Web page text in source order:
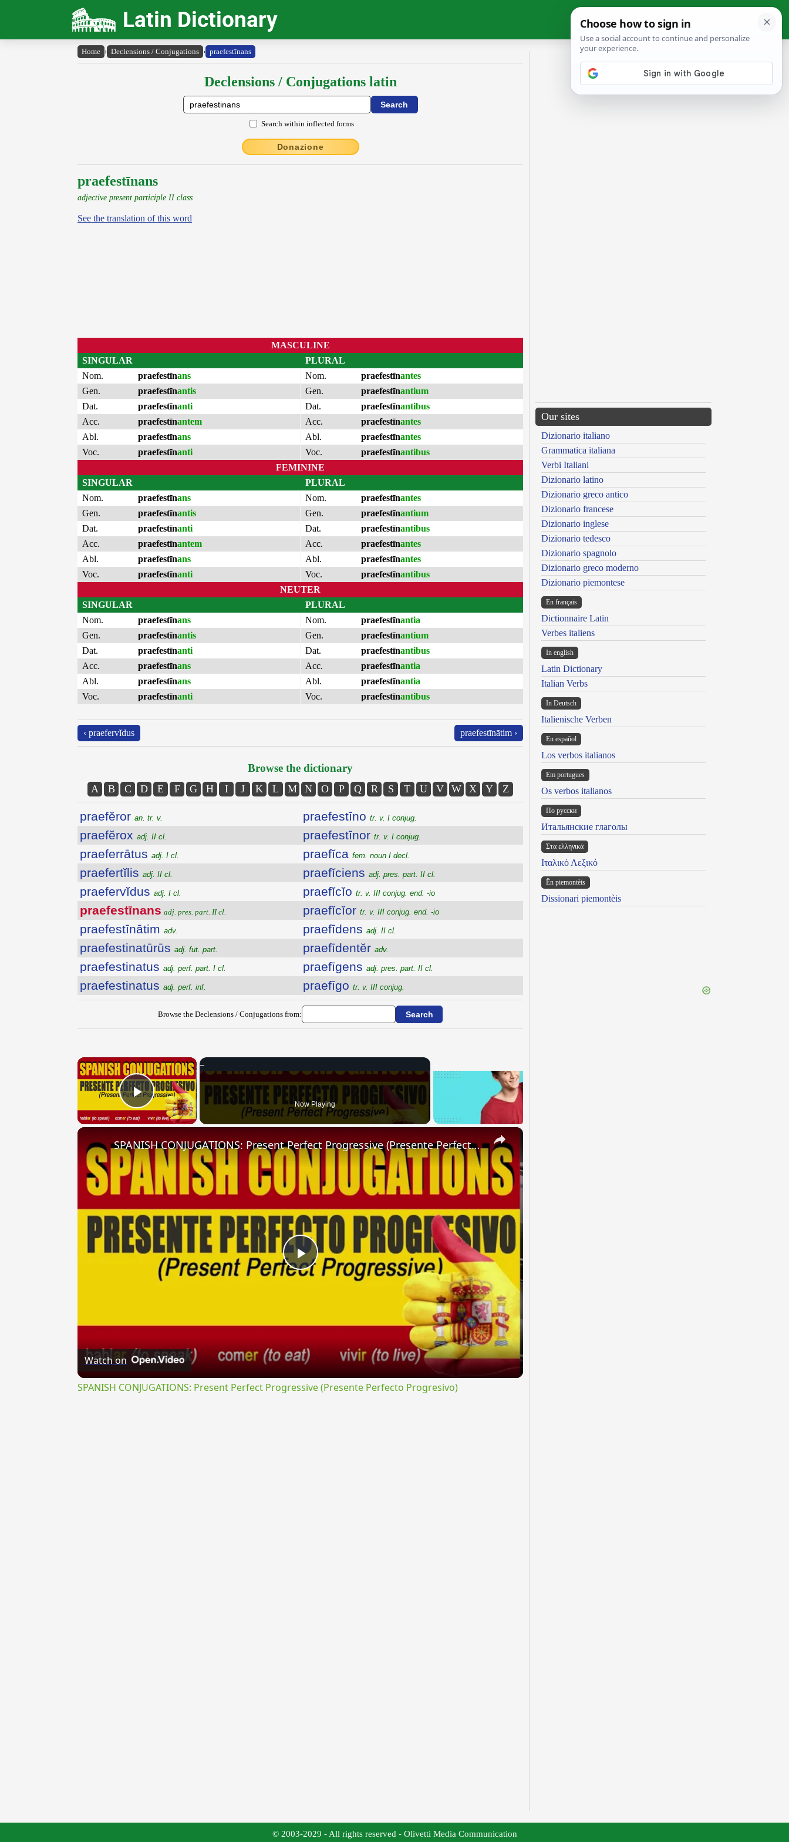
Latin Dictionary
Home › Declensions / Conjugations › praefestīnans
Declensions / Conjugations latin
Search within inflected forms
Donazione
praefestīnans
adjective present participle II class
See the translation of this word
MASCULINE
SINGULAR
Nom.
praefestīnans
Gen.
praefestīnantis
Dat.
praefestīnanti
Acc.
praefestīnantem
Abl.
praefestīnans
Voc.
praefestīnanti
PLURAL
Nom.
praefestīnantes
Gen.
praefestīnantium
Dat.
praefestīnantibus
Acc.
praefestīnantes
Abl.
praefestīnantes
Voc.
praefestīnantibus
FEMININE
SINGULAR
Nom.
praefestīnans
Gen.
praefestīnantis
Dat.
praefestīnanti
Acc.
praefestīnantem
Abl.
praefestīnans
Voc.
praefestīnanti
PLURAL
Nom.
praefestīnantes
Gen.
praefestīnantium
Dat.
praefestīnantibus
Acc.
praefestīnantes
Abl.
praefestīnantes
Voc.
praefestīnantibus
NEUTER
SINGULAR
Nom.
praefestīnans
Gen.
praefestīnantis
Dat.
praefestīnanti
Acc.
praefestīnans
Abl.
praefestīnans
Voc.
praefestīnanti
PLURAL
Nom.
praefestīnantia
Gen.
praefestīnantium
Dat.
praefestīnantibus
Acc.
praefestīnantia
Abl.
praefestīnantia
Voc.
praefestīnantibus
‹ praefervĭdus praefestīnātim ›
Browse the dictionary
A B C D E F G H I J K L M N O P Q R S T U V W X Y Z
praefĕror an. tr. v.
praefĕrox adj. II cl.
praeferrātus adj. I cl.
praefertĭlis adj. II cl.
praefervĭdus adj. I cl.
praefestīnans adj. pres. part. II cl.
praefestīnātim adv.
praefestinatūrūs adj. fut. part.
praefestinatus adj. perf. part. I cl.
praefestinatus adj. perf. inf.
praefestīno tr. v. I conjug.
praefestīnor tr. v. I conjug.
praefĭca fem. noun I decl.
praefĭciens adj. pres. part. II cl.
praefĭcĭo tr. v. III conjug. end. -io
praefĭcĭor tr. v. III conjug. end. -io
praefīdens adj. II cl.
praefīdentĕr adv.
praefīgens adj. pres. part. II cl.
praefīgo tr. v. III conjug.
Browse the Declensions / Conjugations from:
×
Play Video Now Playing
×
Play
SPANISH CONJUGATIONS: Present Perfect Progressive (Presente Perfecto Progresivo)
Watch on
SPANISH CONJUGATIONS: Present Perfect Progressive (Presente Perfecto Progresivo)
Our sites
Dizionario italiano
Grammatica italiana
Verbi Italiani
Dizionario latino
Dizionario greco antico
Dizionario francese
Dizionario inglese
Dizionario tedesco
Dizionario spagnolo
Dizionario greco moderno
Dizionario piemontese
En français
Dictionnaire Latin
Verbes italiens
In english
Latin Dictionary
Italian Verbs
In Deutsch
Italienische Verben
En español
Los verbos italianos
Em portugues
Os verbos italianos
По русски
Итальянские глаголы
Στα ελληνικά
Ιταλικό Λεξικό
Ën piemontèis
Dissionari piemontèis
© 2003-2029 - All rights reserved - Olivetti Media Communication